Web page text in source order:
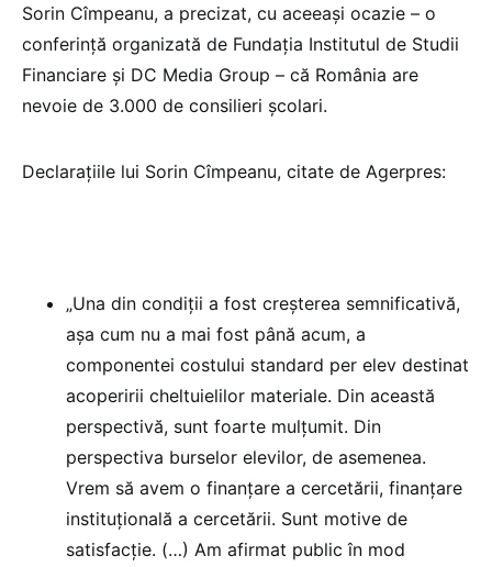
Sorin Cîmpeanu, a precizat, cu aceeași ocazie – o
conferință organizată de Fundaţia Institutul de Studii
Financiare şi DC Media Group – că România are
nevoie de 3.000 de consilieri școlari.
Declarațiile lui Sorin Cîmpeanu, citate de Agerpres:
„Una din condiţii a fost creşterea semnificativă,
aşa cum nu a mai fost până acum, a
componentei costului standard per elev destinat
acoperirii cheltuielilor materiale. Din această
perspectivă, sunt foarte mulţumit. Din
perspectiva burselor elevilor, de asemenea.
Vrem să avem o finanţare a cercetării, finanţare
instituţională a cercetării. Sunt motive de
satisfacţie. (…) Am afirmat public în mod